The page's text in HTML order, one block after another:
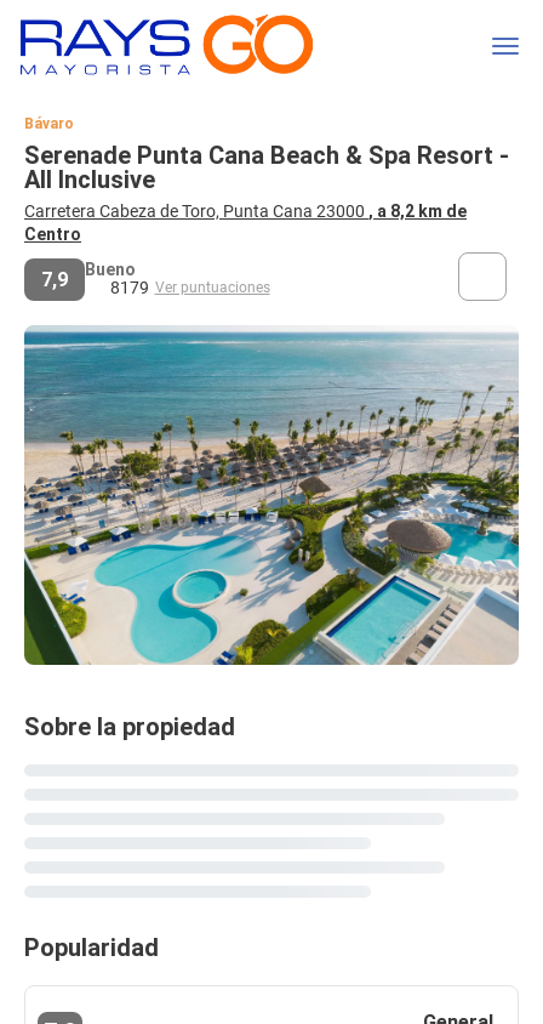
Bávaro
Serenade Punta Cana Beach & Spa Resort -
All Inclusive
Carretera Cabeza de Toro, Punta Cana 23000 , a 8,2 km de
Centro
7,9
Bueno
8179 Ver puntuaciones
Sobre la propiedad
Popularidad